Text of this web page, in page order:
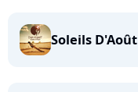
Soleils D'Août